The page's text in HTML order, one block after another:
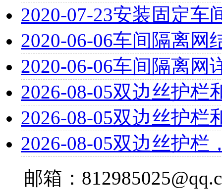
2020-07-23安装固定车
2020-06-06车间隔离网
2020-06-06车间隔离网
2026-08-05双边丝护栏
2026-08-05双边丝护栏
2026-08-05双边丝护栏
邮箱：